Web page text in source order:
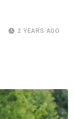
2 YEARS AGO